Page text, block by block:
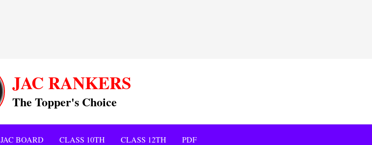
JAC RANKERS
The Topper's Choice
JAC BOARD CLASS 10TH CLASS 12TH PDF